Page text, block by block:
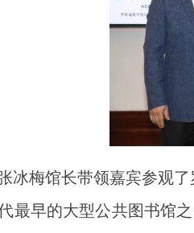
冰梅馆长带领嘉宾参观
最早的大型公共图书馆